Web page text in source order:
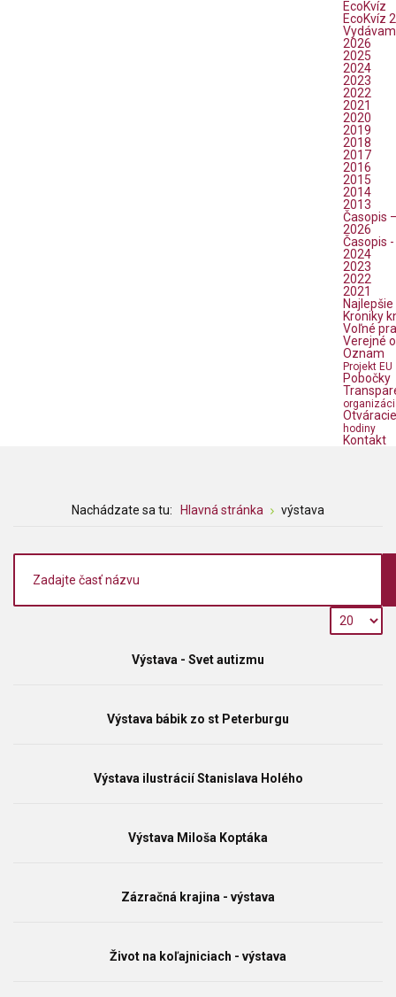
EcoKvíz
EcoKvíz 2
2026
2025
2024
2023
2022
2021
2020
2019
2018
2017
2016
2015
2014
2013
Časopis
2026
Časopis
2024
2023
2022
2021
Kroniky
Voľné
Verejné
Oznam
Projekt EU
Pobočky
Otváracie
hodiny
Kontakt
Nachádzate sa tu: Hlavná stránka výstava
Výstava - Svet autizmu
Výstava bábik zo st Peterburgu
Výstava ilustrácií Stanislava Holého
Výstava Miloša Koptáka
Zázračná krajina - výstava
Život na koľajniciach - výstava